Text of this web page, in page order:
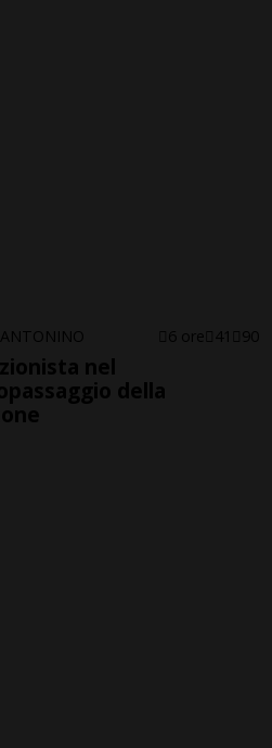
6 ore 41 90
nel
della